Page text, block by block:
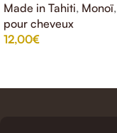
Made in Tahiti, Monoï,
pour cheveux
12,00€